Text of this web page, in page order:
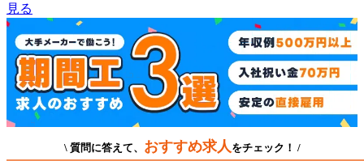
見る
\ 質問に答えて、 おすすめ求人 をチェック！ /